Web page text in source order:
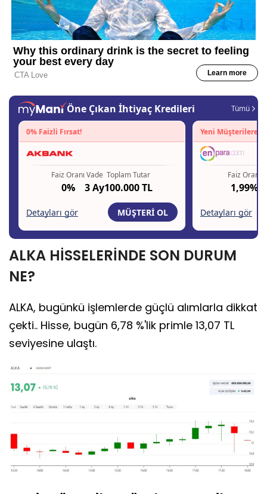
ALKA HİSSELERİNDE SON DURUM
NE?
ALKA, bugünkü işlemlerde güçlü alımlarla dikkat
çekti.. Hisse, bugün 6,78 %'lik primle 13,07 TL
seviyesine ulaştı.